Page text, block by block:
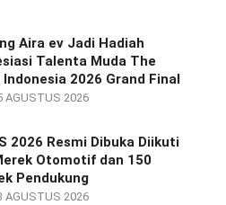
Aira ev Jadi Hadiah
Talenta Muda The
Indonesia 2026 Grand Final
AGUSTUS 2026
2026 Resmi Dibuka Diikuti
Otomotif dan 150
Pendukung
AGUSTUS 2026